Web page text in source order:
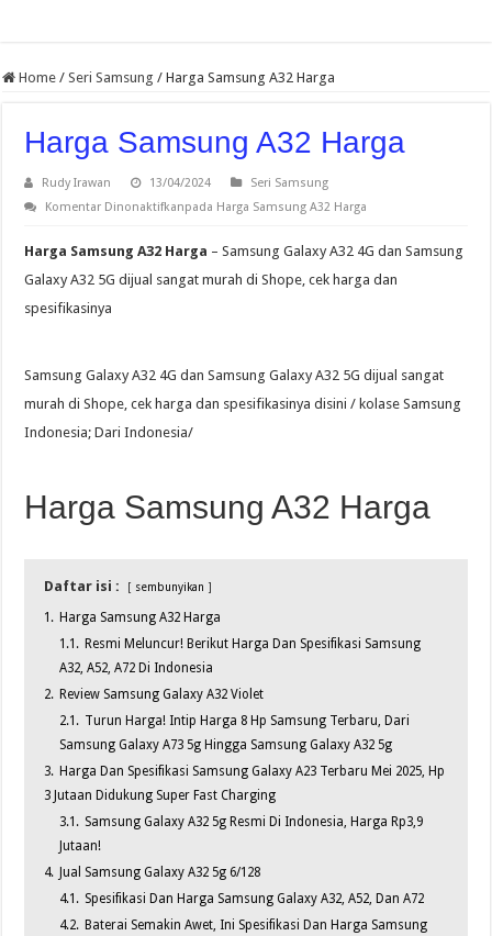
Home / Seri Samsung / Harga Samsung A32 Harga
Harga Samsung A32 Harga
Rudy Irawan 13/04/2024
Seri Samsung
Komentar Dinonaktifkanpada Harga Samsung A32 Harga
Harga Samsung A32 Harga – Samsung Galaxy A32 4G dan Samsung
Galaxy A32 5G dijual sangat murah di Shope, cek harga dan
spesifikasinya
Samsung Galaxy A32 4G dan Samsung Galaxy A32 5G dijual sangat
murah di Shope, cek harga dan spesifikasinya disini / kolase Samsung
Indonesia; Dari Indonesia/
Harga Samsung A32 Harga
Daftar isi : sembunyikan
1. Harga Samsung A32 Harga
1.1. Resmi Meluncur! Berikut Harga Dan Spesifikasi Samsung
A32, A52, A72 Di Indonesia
2. Review Samsung Galaxy A32 Violet
2.1. Turun Harga! Intip Harga 8 Hp Samsung Terbaru, Dari
Samsung Galaxy A73 5g Hingga Samsung Galaxy A32 5g
3. Harga Dan Spesifikasi Samsung Galaxy A23 Terbaru Mei 2025, Hp
3 Jutaan Didukung Super Fast Charging
3.1. Samsung Galaxy A32 5g Resmi Di Indonesia, Harga Rp3,9
Jutaan!
4. Jual Samsung Galaxy A32 5g 6/128
4.1. Spesifikasi Dan Harga Samsung Galaxy A32, A52, Dan A72
4.2. Baterai Semakin Awet, Ini Spesifikasi Dan Harga Samsung